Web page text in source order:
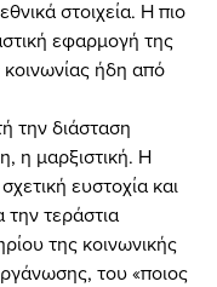
στοιχεία. Η πιο
εφαρμογή της
κοινωνίας ήδη από
η μαρξιστική. Η
ευστοχία και
την τεράστια
της κοινωνικής
του «ποιος